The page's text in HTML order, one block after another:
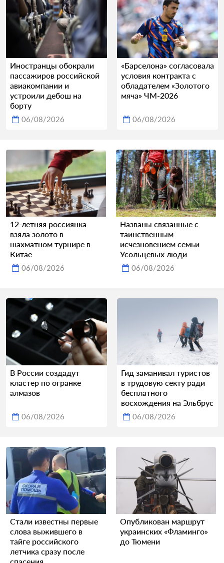
Иностранцы обокрали
пассажиров российской
авиакомпании и
устроили дебош на
борту
06/08/2026
«Барселона» согласовала
условия контракта с
обладателем «Золотого
мяча» ЧМ-2026
06/08/2026
12-летняя россиянка
взяла золото в
шахматном турнире в
Китае
06/08/2026
Названы связанные с
таинственным
исчезновением семьи
Усольцевых люди
06/08/2026
В России создадут
кластер по огранке
алмазов
06/08/2026
Гид заманивал туристов
в трудовую секту ради
бесплатного
восхождения на Эльбрус
06/08/2026
Стали известны первые
слова выжившего в
тайге российского
летчика сразу после
спасения
Опубликован маршрут
украинских «Фламинго»
до Тюмени